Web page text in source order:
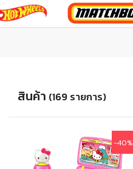
สินค้า (169 รายการ)
-40%